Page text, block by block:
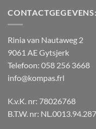
CONTACTGEGEVENS:
Rinia van Nautaweg 2
9061 AE Gytsjerk
Telefoon: 058 256 3668
info@kompas.frl
K.v.K. nr: 78026768
B.T.W. nr: